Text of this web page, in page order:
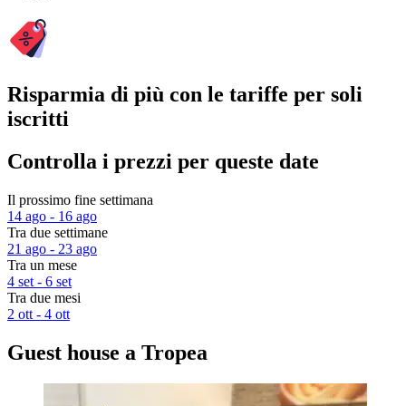
Risparmia di più con le tariffe per soli
iscritti
Controlla i prezzi per queste date
Il prossimo fine settimana
14 ago - 16 ago
Tra due settimane
21 ago - 23 ago
Tra un mese
4 set - 6 set
Tra due mesi
2 ott - 4 ott
Guest house a Tropea